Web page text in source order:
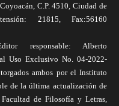
C.P. 4510, Ciudad de
21815, Fax:56160
Editor responsable: Alberto
Uso Exclusivo No. 04-2022-
ambos por el Instituto
de la última actualización de
de Filosofía y Letras,